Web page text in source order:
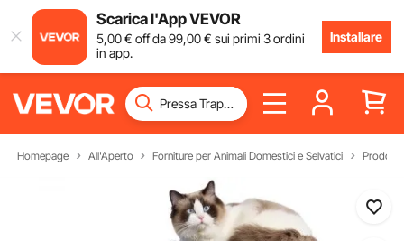
Scarica l'App VEVOR
5,00€ off da99,00€ sui primi 3 ordini
in app.
Installare
Homepage All'Aperto Forniture per Animali Domestici e Selvatici Prodotti